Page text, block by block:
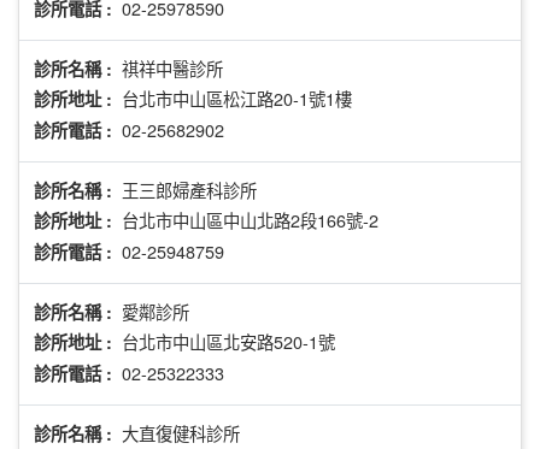
診所電話 : 02-25978590
診所名稱 : 祺祥中醫診所
診所地址 : 台北市中山區松江路20-1號1樓
診所電話 : 02-25682902
診所名稱 : 王三郎婦產科診所
診所地址 : 台北市中山區中山北路2段166號-2
診所電話 : 02-25948759
診所名稱 : 愛鄰診所
診所地址 : 台北市中山區北安路520-1號
診所電話 : 02-25322333
診所名稱 : 大直復健科診所